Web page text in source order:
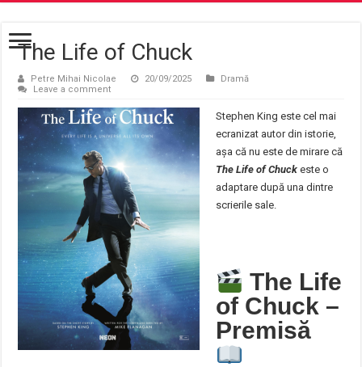
The Life of Chuck
Petre Mihai Nicolae 20/09/2025
Dramă
Leave a comment
Stephen King este cel mai
ecranizat autor din istorie,
așa că nu este de mirare că
The Life of Chuck este o
adaptare după una dintre
scrierile sale.
The Life
of Chuck –
Premisă